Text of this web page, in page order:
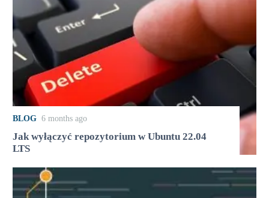
BLOG 6 months ago
Jak wyłączyć repozytorium w Ubuntu 22.04
LTS